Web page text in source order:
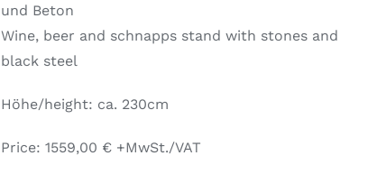
und Beton
Wine, beer and schnapps stand with stones and
black steel
Höhe/height: ca. 230cm
Price: 1559,00 € +MwSt./VAT